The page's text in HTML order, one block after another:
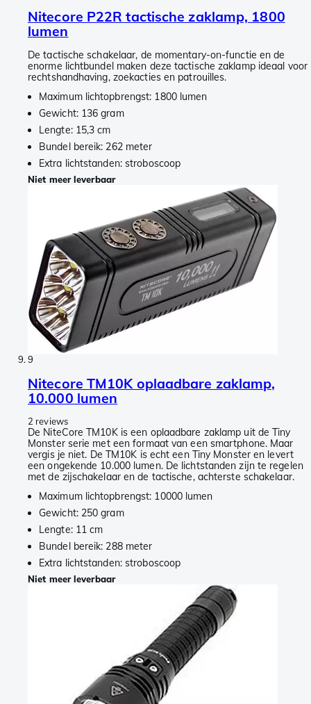
Nitecore P22R tactische zaklamp, 1800
lumen
De tactische schakelaar, de momentary-on-functie en de
enorme lichtbundel maken deze tactische zaklamp ideaal voor
rechtshandhaving, zoekacties en patrouilles.
Maximum lichtopbrengst: 1800 lumen
Gewicht: 136 gram
Lengte: 15,3 cm
Bundel bereik: 262 meter
Extra lichtstanden: stroboscoop
Niet meer leverbaar
9
Nitecore TM10K oplaadbare zaklamp,
10.000 lumen
2 reviews
De NiteCore TM10K is een oplaadbare zaklamp uit de Tiny
Monster serie met een formaat van een smartphone. Maar
vergis je niet. De TM10K is echt een Tiny Monster en levert
een ongekende 10.000 lumen. De lichtstanden zijn te regelen
met de zijschakelaar en de tactische, achterste schakelaar.
Maximum lichtopbrengst: 10000 lumen
Gewicht: 250 gram
Lengte: 11 cm
Bundel bereik: 288 meter
Extra lichtstanden: stroboscoop
Niet meer leverbaar